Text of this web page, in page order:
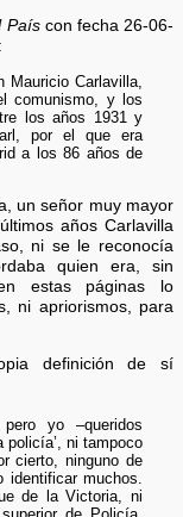
Paíscon fecha 26-06-
Mauricio Carlavilla,
comunismo, y los
los años 1931 y
por el que era
a los 86 años de
un señor muy mayor
años Carlavilla
ni se le reconocía
quien era, sin
estas páginas lo
ni apriorismos, para
definición de sí
yo –queridos
policía’, ni tampoco
cierto, ninguno de
muchos.
de la Victoria, ni